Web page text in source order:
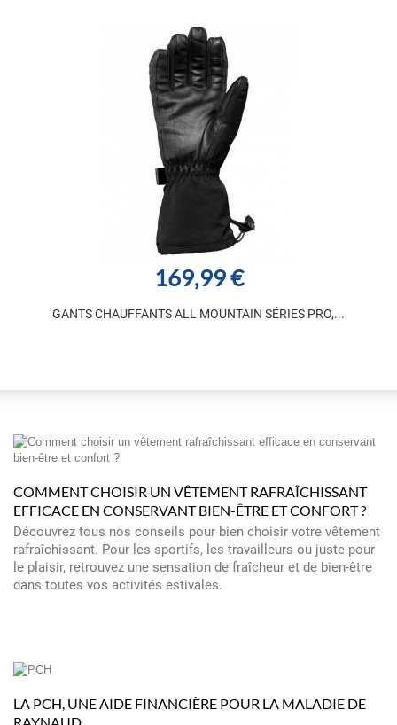
169,99 €
GANTS CHAUFFANTS ALL MOUNTAIN SÉRIES PRO,...
COMMENT CHOISIR UN VÊTEMENT RAFRAÎCHISSANT
EFFICACE EN CONSERVANT BIEN-ÊTRE ET CONFORT ?
Découvrez tous nos conseils pour bien choisir votre vêtement
rafraîchissant. Pour les sportifs, les travailleurs ou juste pour
le plaisir, retrouvez une sensation de fraîcheur et de bien-être
dans toutes vos activités estivales.
LA PCH, UNE AIDE FINANCIÈRE POUR LA MALADIE DE
RAYNAUD